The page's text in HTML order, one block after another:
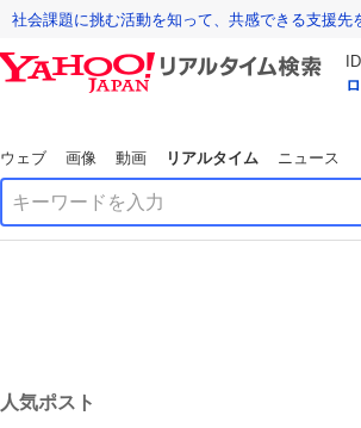
社会課題に挑む活動を知って、共感できる支援先
ウェブ 画像 動画 リアルタイム ニュース
人気ポスト